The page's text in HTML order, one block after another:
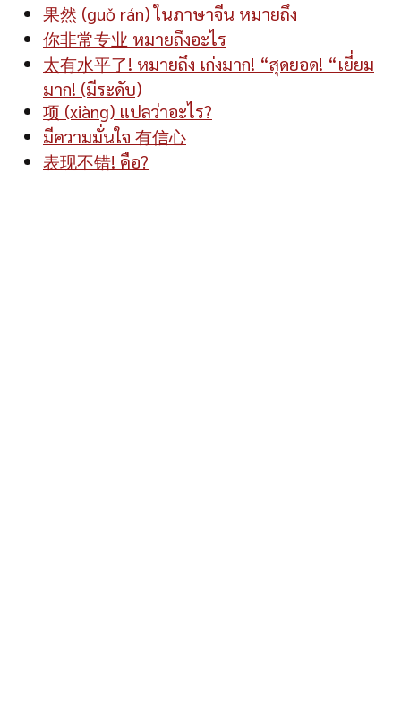
果然 (guǒ rán) ในภาษาจีน หมายถึง
你非常专业 หมายถึงอะไร
太有水平了! หมายถึง เก่งมาก! “สุดยอด! “เยี่ยม
มาก! (มีระดับ)
项 (xiàng) แปลว่าอะไร?
มีความมั่นใจ 有信心
表现不错! คือ?